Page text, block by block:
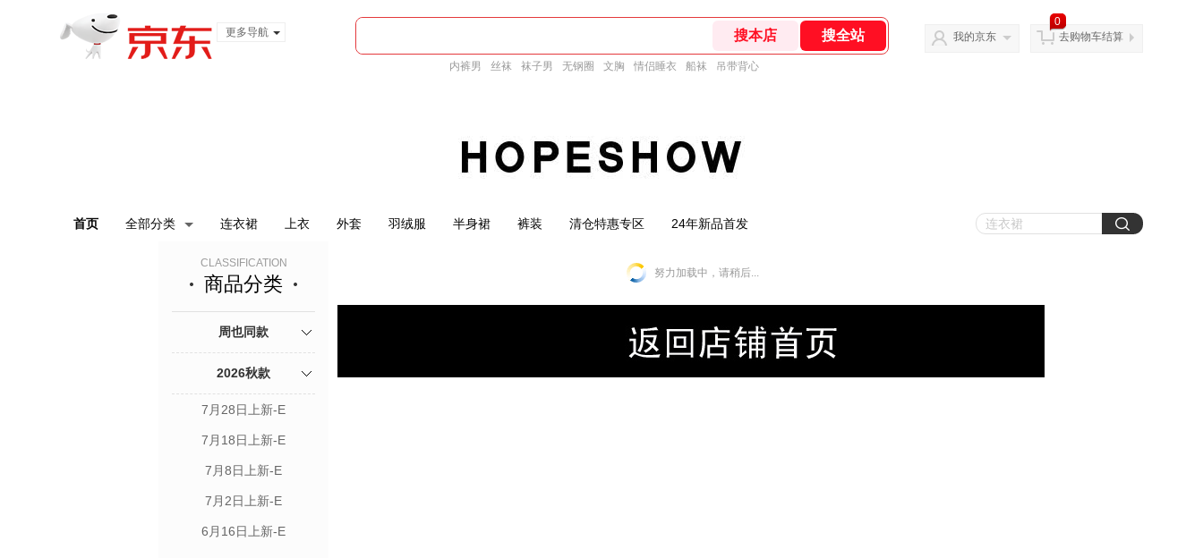
更多导航
内裤男 丝袜 袜子男 无钢圈 文胸 情侣睡衣 船袜 吊带背心
我的京东
0
去购物车结算
首页 全部分类 连衣裙 上衣 外套 羽绒服 半身裙 裤装 清仓特惠专区 24年新品首发
CLASSIFICATION
商品分类
周也同款
2026秋款
7月28日上新-E
7月18日上新-E
7月8日上新-E
7月2日上新-E
6月16日上新-E
努力加载中，请稍后...